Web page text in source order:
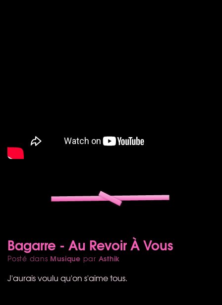
Bagarre - Au Revoir À Vous
Posté dans Musique par Asthik
J'aurais voulu qu'on s'aime tous.